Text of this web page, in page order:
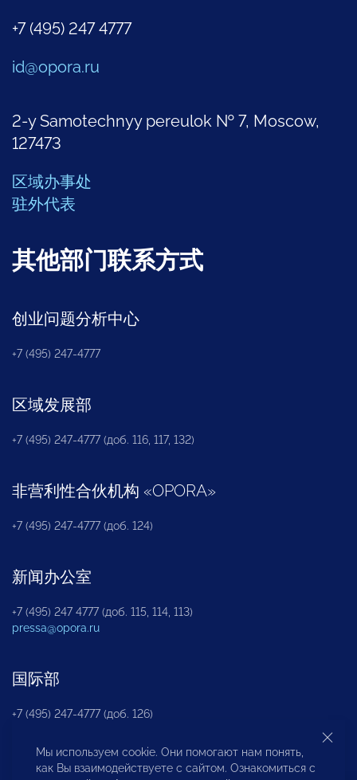
+7 (495) 247 4777
id@opora.ru
2-y Samotechnyy pereulok № 7, Moscow,
127473
区域办事处
驻外代表
其他部门联系方式
创业问题分析中心
+7 (495) 247-4777
区域发展部
+7 (495) 247-4777 (доб. 116, 117, 132)
非营利性合伙机构 «OPORA»
+7 (495) 247-4777 (доб. 124)
新闻办公室
+7 (495) 247 4777 (доб. 115, 114, 113)
pressa@opora.ru
国际部
+7 (495) 247-4777 (доб. 126)
商投权益保护部
Мы используем cookie. Они помогают нам понять,
как Вы взаимодействуете с сайтом. Ознакомиться с